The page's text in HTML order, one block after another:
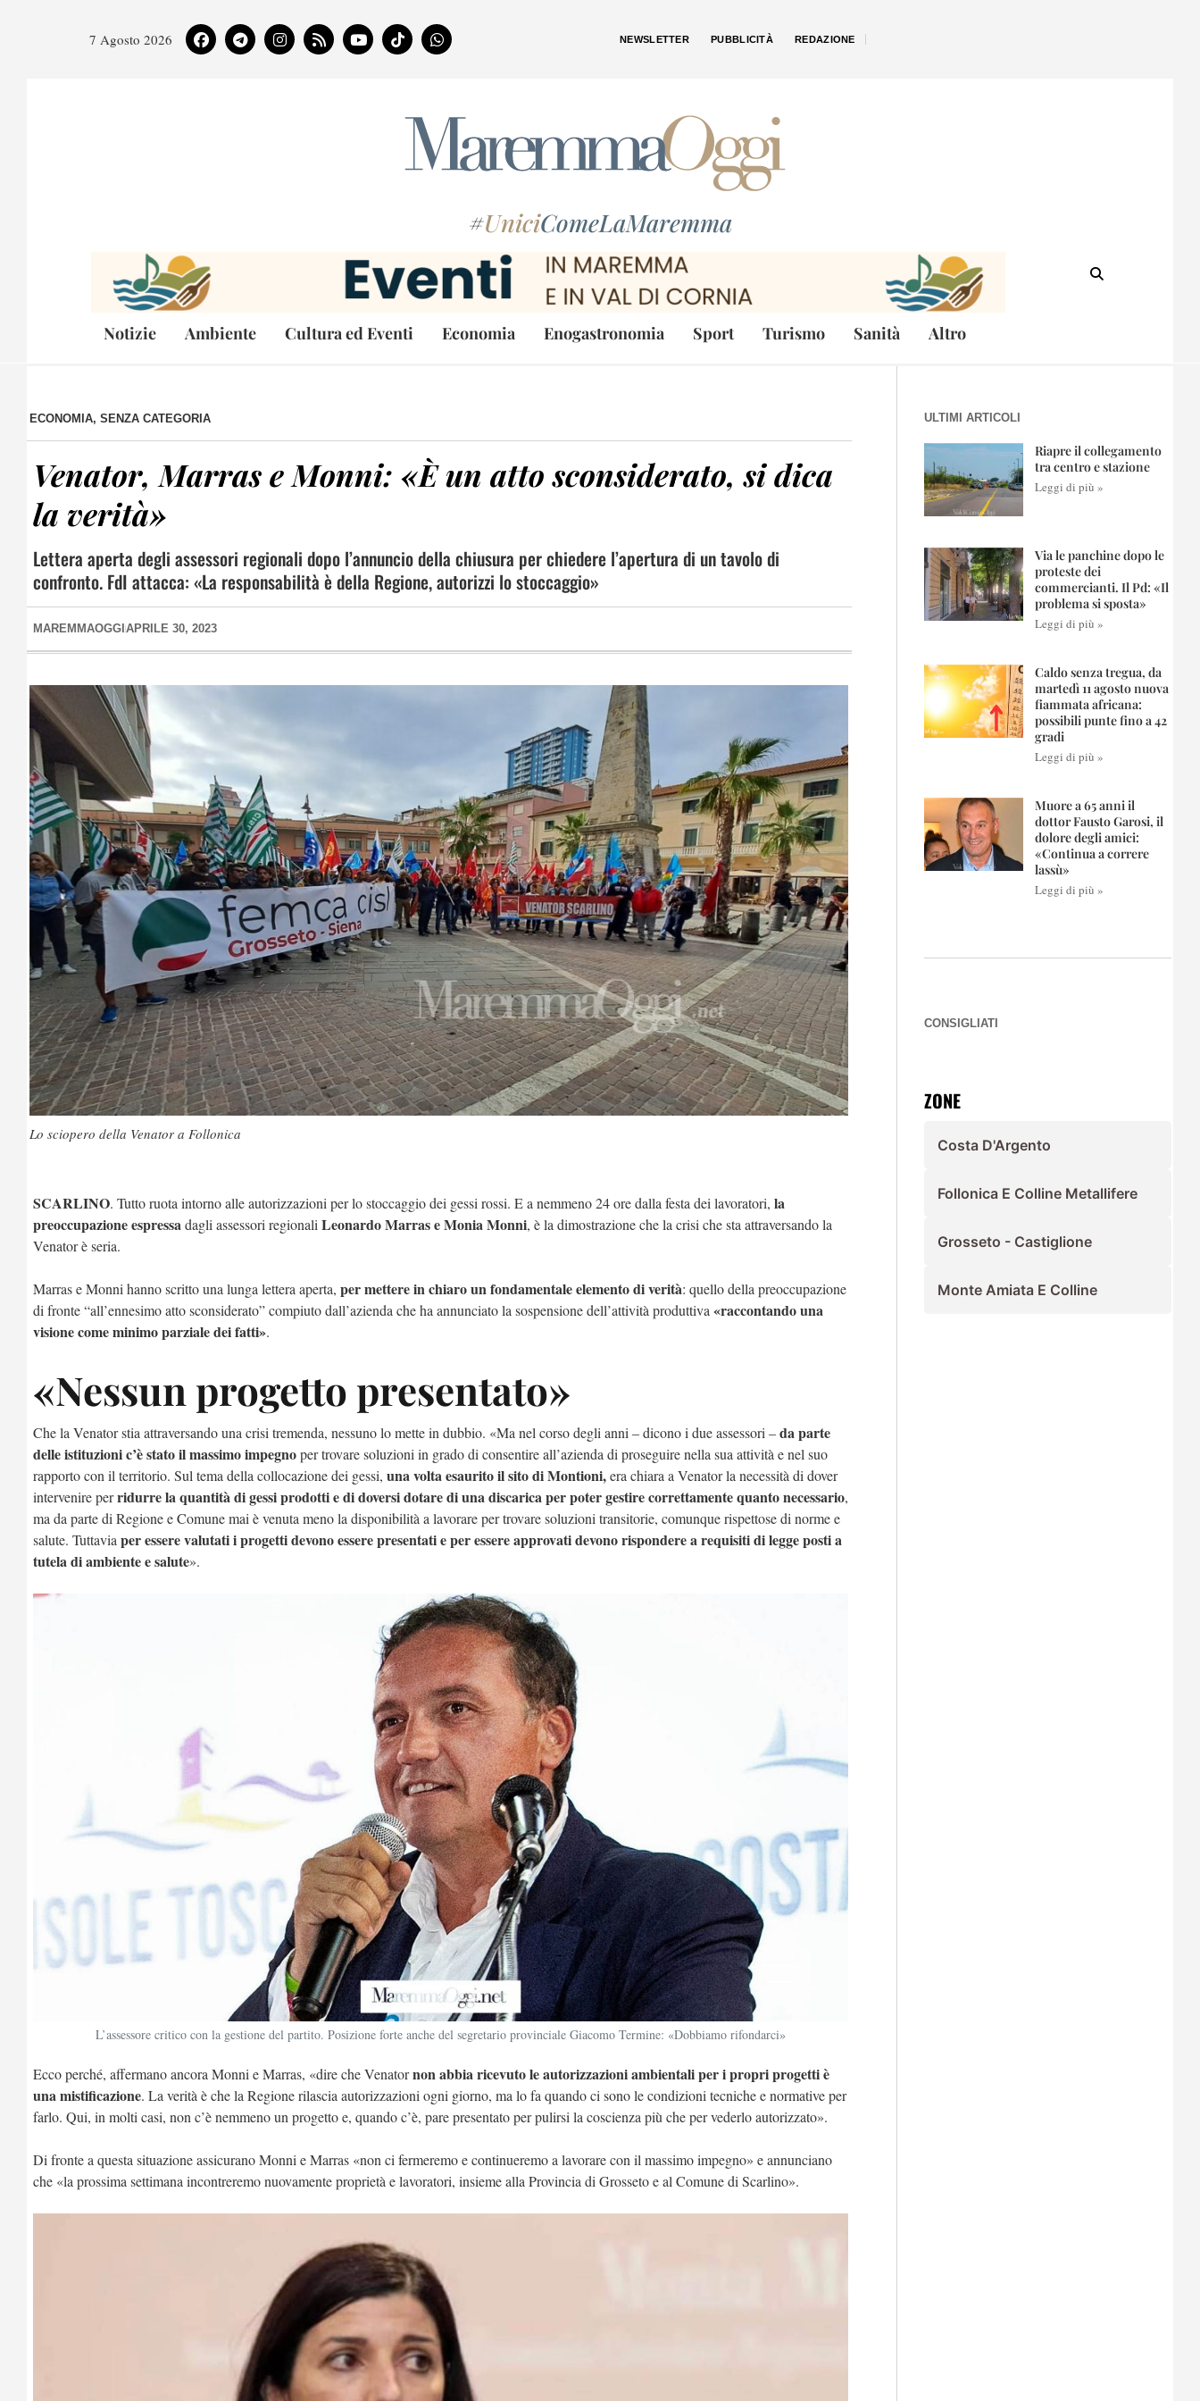
7 Agosto 2026 NEWSLETTER PUBBLICITÀ REDAZIONE
#UniciComeLaMaremma
Notizie Ambiente Cultura ed Eventi Economia Enogastronomia Sport Turismo Sanità Altro
ECONOMIA, SENZA CATEGORIA
Venator, Marras e Monni: «È un atto sconsiderato, si dica
la verità»
Lettera aperta degli assessori regionali dopo l’annuncio della chiusura per chiedere l’apertura di un tavolo di
confronto. FdI attacca: «La responsabilità è della Regione, autorizzi lo stoccaggio»
MAREMMAOGGI APRILE 30, 2023
Lo sciopero della Venator a Follonica
SCARLINO. Tutto ruota intorno alle autorizzazioni per lo stoccaggio dei gessi rossi. E a nemmeno 24 ore dalla festa dei lavoratori, la
preoccupazione espressadagli assessori regionali Leonardo Marras e Monia Monni, è la dimostrazione che la crisi che sta attraversando la
Venator è seria.
Marras e Monni hanno scritto una lunga lettera aperta, per mettere in chiaro un fondamentale elemento di verità: quello della preoccupazione
di fronte “all’ennesimo atto sconsiderato” compiuto dall’azienda che ha annunciato la sospensione dell’attività produttiva «raccontando una
visione come minimo parziale dei fatti».
«Nessun progetto presentato»
Che la Venator stia attraversando una crisi tremenda, nessuno lo mette in dubbio. «Ma nel corso degli anni – dicono i due assessori –da parte
delle istituzioni c’è stato il massimo impegnoper trovare soluzioni in grado di consentire all’azienda di proseguire nella sua attività e nel suo
rapporto con il territorio. Sul tema della collocazione dei gessi, una volta esaurito il sito di Montioni,era chiara a Venator la necessità di dover
intervenire perridurre la quantità di gessi prodotti e di doversi dotare di una discarica per poter gestire correttamente quanto necessario,
ma da parte di Regione e Comune mai è venuta meno la disponibilità a lavorare per trovare soluzioni transitorie, comunque rispettose di norme e
salute. Tuttavia per essere valutati i progetti devono essere presentati e per essere approvati devono rispondere a requisiti di legge posti a
tutela di ambiente e salute».
L’assessore critico con la gestione del partito. Posizione forte anche del segretario provinciale Giacomo Termine: «Dobbiamo rifondarci»
Ecco perché, affermano ancora Monni e Marras, «dire che Venatornon abbia ricevuto le autorizzazioni ambientali per i propri progetti è
una mistificazione. La verità è che la Regione rilascia autorizzazioni ogni giorno, ma lo fa quando ci sono le condizioni tecniche e normative per
farlo. Qui, in molti casi, non c’è nemmeno un progetto e, quando c’è, pare presentato per pulirsi la coscienza più che per vederlo autorizzato».
Di fronte a questa situazione assicurano Monni e Marras «non ci fermeremo e continueremo a lavorare con il massimo impegno» e annunciano
che «la prossima settimana incontreremo nuovamente proprietà e lavoratori, insieme alla Provincia di Grosseto e al Comune di Scarlino».
ULTIMI ARTICOLI
Riapre il collegamento
tra centro e stazione
Leggi di più »
Via le panchine dopo le
proteste dei
commercianti. Il Pd: «Il
problema si sposta»
Leggi di più »
Caldo senza tregua, da
martedì 11 agosto nuova
fiammata africana:
possibili punte fino a 42
gradi
Leggi di più »
Muore a 65 anni il
dottor Fausto Garosi, il
dolore degli amici:
«Continua a correre
lassù»
Leggi di più »
CONSIGLIATI
ZONE
Costa D'Argento
Follonica E Colline Metallifere
Grosseto - Castiglione
Monte Amiata E Colline